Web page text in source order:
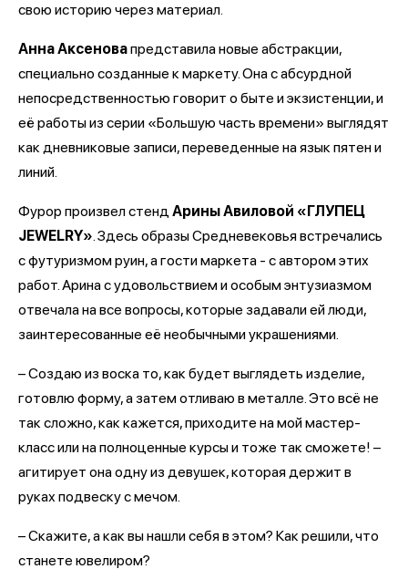
свою историю через материал.
Анна Аксеновапредставила новые абстракции,
специально созданные к маркету. Она с абсурдной
непосредственностью говорит о быте и экзистенции, и
её работы из серии «Большую часть времени» выглядят
как дневниковые записи, переведенные на язык пятен и
линий.
Фурор произвел стендАрины Авиловой «ГЛУПЕЦ
JEWELRY». Здесь образы Средневековья встречались
с футуризмом руин, а гости маркета - с автором этих
работ. Арина с удовольствием и особым энтузиазмом
отвечала на все вопросы, которые задавали ей люди,
заинтересованные её необычными украшениями.
– Создаю из воска то, как будет выглядеть изделие,
готовлю форму, а затем отливаю в металле. Это всё не
так сложно, как кажется, приходите на мой мастер-
класс или на полноценные курсы и тоже так сможете! –
агитирует она одну из девушек, которая держит в
руках подвеску с мечом.
– Скажите, а как вы нашли себя в этом? Как решили, что
станете ювелиром?